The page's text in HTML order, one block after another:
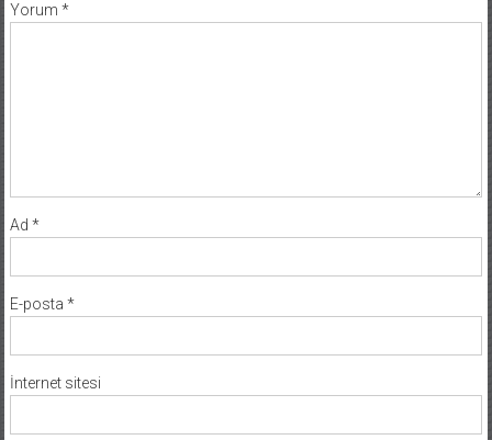
Yorum *
Ad *
E-posta *
İnternet sitesi